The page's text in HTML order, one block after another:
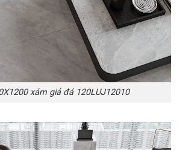
xám giả đá 120LUJ12010